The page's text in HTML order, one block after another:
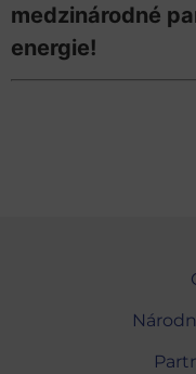
medzinárodné
energie!